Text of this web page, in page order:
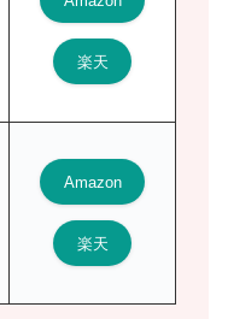
楽天
Amazon
楽天